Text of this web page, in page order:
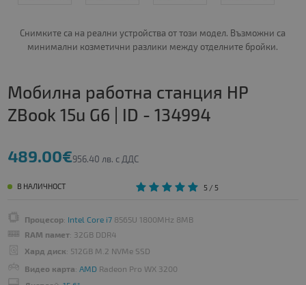
Снимките са на реални устройства от този модел. Възможни са
минимални козметични разлики между отделните бройки.
Мобилна работна станция HP
ZBook 15u G6 | ID - 134994
489.00€956.40 лв. с ДДС
В НАЛИЧНОСТ 5/ 5
Процесор: Intel Core i78565U 1800MHz 8MB
RAM памет: 32GB DDR4
Хард диск: 512GB M.2 NVMe SSD
Видео карта: AMD Radeon Pro WX 3200